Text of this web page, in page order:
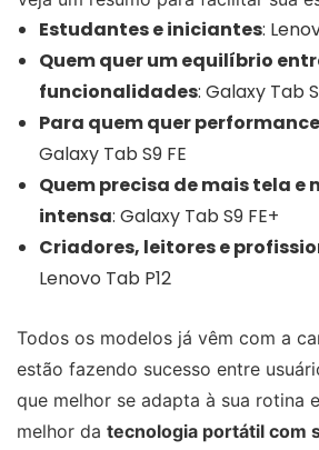
Estudantes e iniciantes:
Quem quer um equilíbrio
funcionalidades: Galaxy Tab
Para quem quer
Galaxy Tab S9 FE
Quem precisa de mais tela
intensa: Galaxy Tab S9 FE+
Criadores, leitores e
Lenovo Tab P12
Todos os modelos já vêm com a
estão fazendo sucesso entre
que melhor se adapta à sua rotina
melhor da tecnologia portátil com